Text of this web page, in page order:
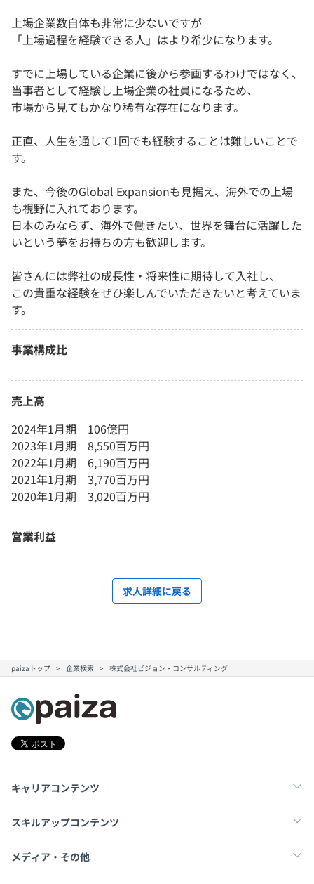
上場企業数自体も非常に少ないですが
「上場過程を経験できる人」はより希少になります。
すでに上場している企業に後から参画するわけではなく、
当事者として経験し上場企業の社員になるため、
市場から見てもかなり稀有な存在になります。
正直、人生を通して1回でも経験することは難しいことで
す。
また、今後のGlobal Expansionも見据え、海外での上場
も視野に入れております。
日本のみならず、海外で働きたい、世界を舞台に活躍した
いという夢をお持ちの方も歓迎します。
皆さんには弊社の成長性・将来性に期待して入社し、
この貴重な経験をぜひ楽しんでいただきたいと考えていま
す。
事業構成比
売上高
2024年1月期 106億円
2023年1月期 8,550百万円
2022年1月期 6,190百万円
2021年1月期 3,770百万円
2020年1月期 3,020百万円
営業利益
求人詳細に戻る
paizaトップ 企業検索 株式会社ビジョン・コンサルティング
キャリアコンテンツ
転職・キャリア
スキルアップコンテンツ
学習
メディア・その他